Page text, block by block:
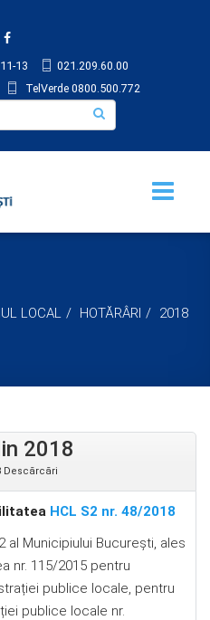
13
021.209.60.00
TelVerde 0800.500.772
LOCAL HOTĂRÂRI
2018
2018
Descărcări
HCL S2 nr. 48/2018
al Municipiului București, ales
nr. 115/2015 pentru
publice locale, pentru
publice locale nr.